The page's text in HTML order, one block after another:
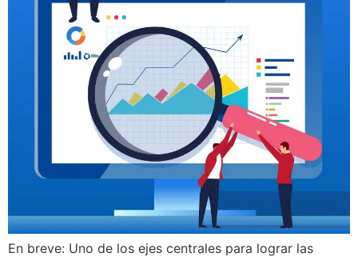
En breve: Uno de los ejes centrales para lograr las